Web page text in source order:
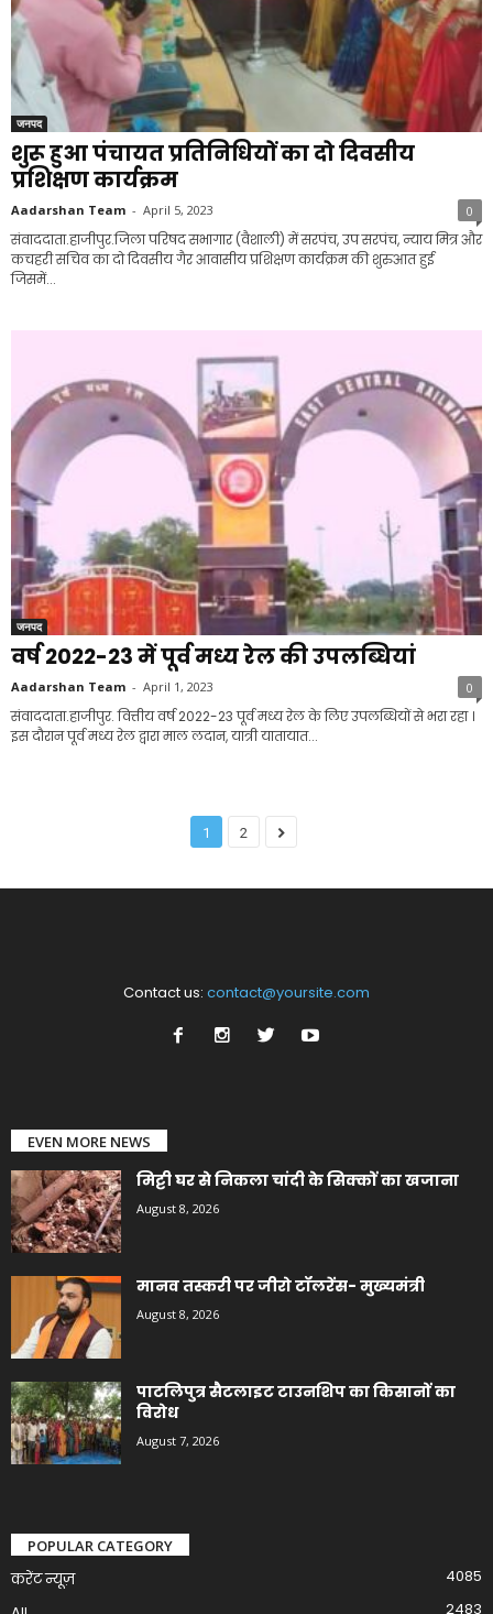
जनपद
शुरू हुआ पंचायत प्रतिनिधियों का दो दिवसीय
प्रशिक्षण कार्यक्रम
Aadarshan Team - April 5, 2023 0
संवाददाता.हाजीपुर.जिला परिषद सभागार (वैशाली) में सरपंच, उप सरपंच, न्याय मित्र और
कचहरी सचिव का दो दिवसीय गैर आवासीय प्रशिक्षण कार्यक्रम की शुरुआत हुई
जिसमें...
जनपद
वर्ष 2022-23 में पूर्व मध्य रेल की उपलब्धियां
Aadarshan Team - April 1, 2023 0
संवाददाता.हाजीपुर. वित्तीय वर्ष 2022-23 पूर्व मध्य रेल के लिए उपलब्धियों से भरा रहा ।
इस दौरान पूर्व मध्य रेल द्वारा माल लदान, यात्री यातायात...
1 2
Contact us: contact@yoursite.com
EVEN MORE NEWS
मिट्टी घर से निकला चांदी के सिक्कों का खजाना
August 8, 2026
मानव तस्करी पर जीरो टॉलरेंस- मुख्यमंत्री
August 8, 2026
पाटलिपुत्र सैटलाइट टाउनशिप का किसानों का
विरोध
August 7, 2026
POPULAR CATEGORY
करेंट न्यूज़
4085
2483